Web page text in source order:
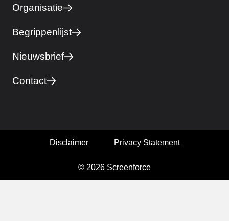
Organisatie
Begrippenlijst
Nieuwsbrief
Contact
© 2026 Screenforce
Disclaimer Privacy Statement